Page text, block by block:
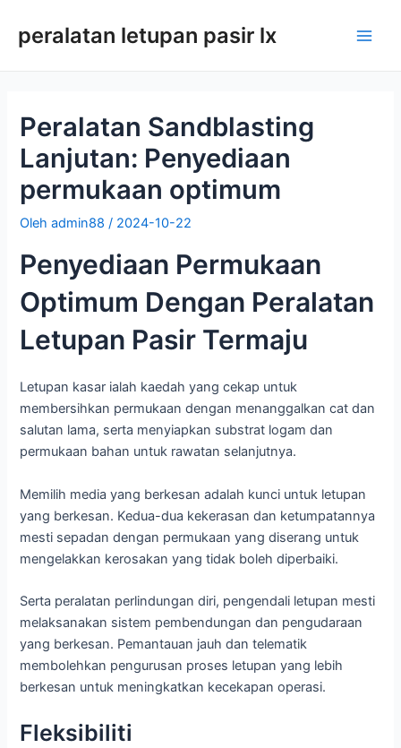
kandungan
peralatan letupan pasir lx
Peralatan Sandblasting
Lanjutan: Penyediaan
permukaan optimum
Olehadmin88/ 2024-10-22
Penyediaan Permukaan
Optimum Dengan Peralatan
Letupan Pasir Termaju
Letupan kasar ialah kaedah yang cekap untuk
membersihkan permukaan dengan menanggalkan cat dan
salutan lama, serta menyiapkan substrat logam dan
permukaan bahan untuk rawatan selanjutnya.
Memilih media yang berkesan adalah kunci untuk letupan
yang berkesan. Kedua-dua kekerasan dan ketumpatannya
mesti sepadan dengan permukaan yang diserang untuk
mengelakkan kerosakan yang tidak boleh diperbaiki.
Serta peralatan perlindungan diri, pengendali letupan mesti
melaksanakan sistem pembendungan dan pengudaraan
yang berkesan. Pemantauan jauh dan telematik
membolehkan pengurusan proses letupan yang lebih
berkesan untuk meningkatkan kecekapan operasi.
Fleksibiliti